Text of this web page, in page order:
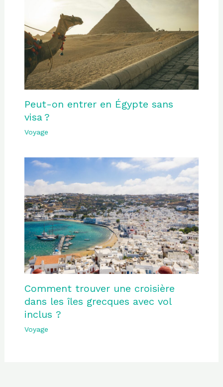
Peut-on entrer en Égypte sans
visa ?
Voyage
Comment trouver une croisière
dans les îles grecques avec vol
inclus ?
Voyage